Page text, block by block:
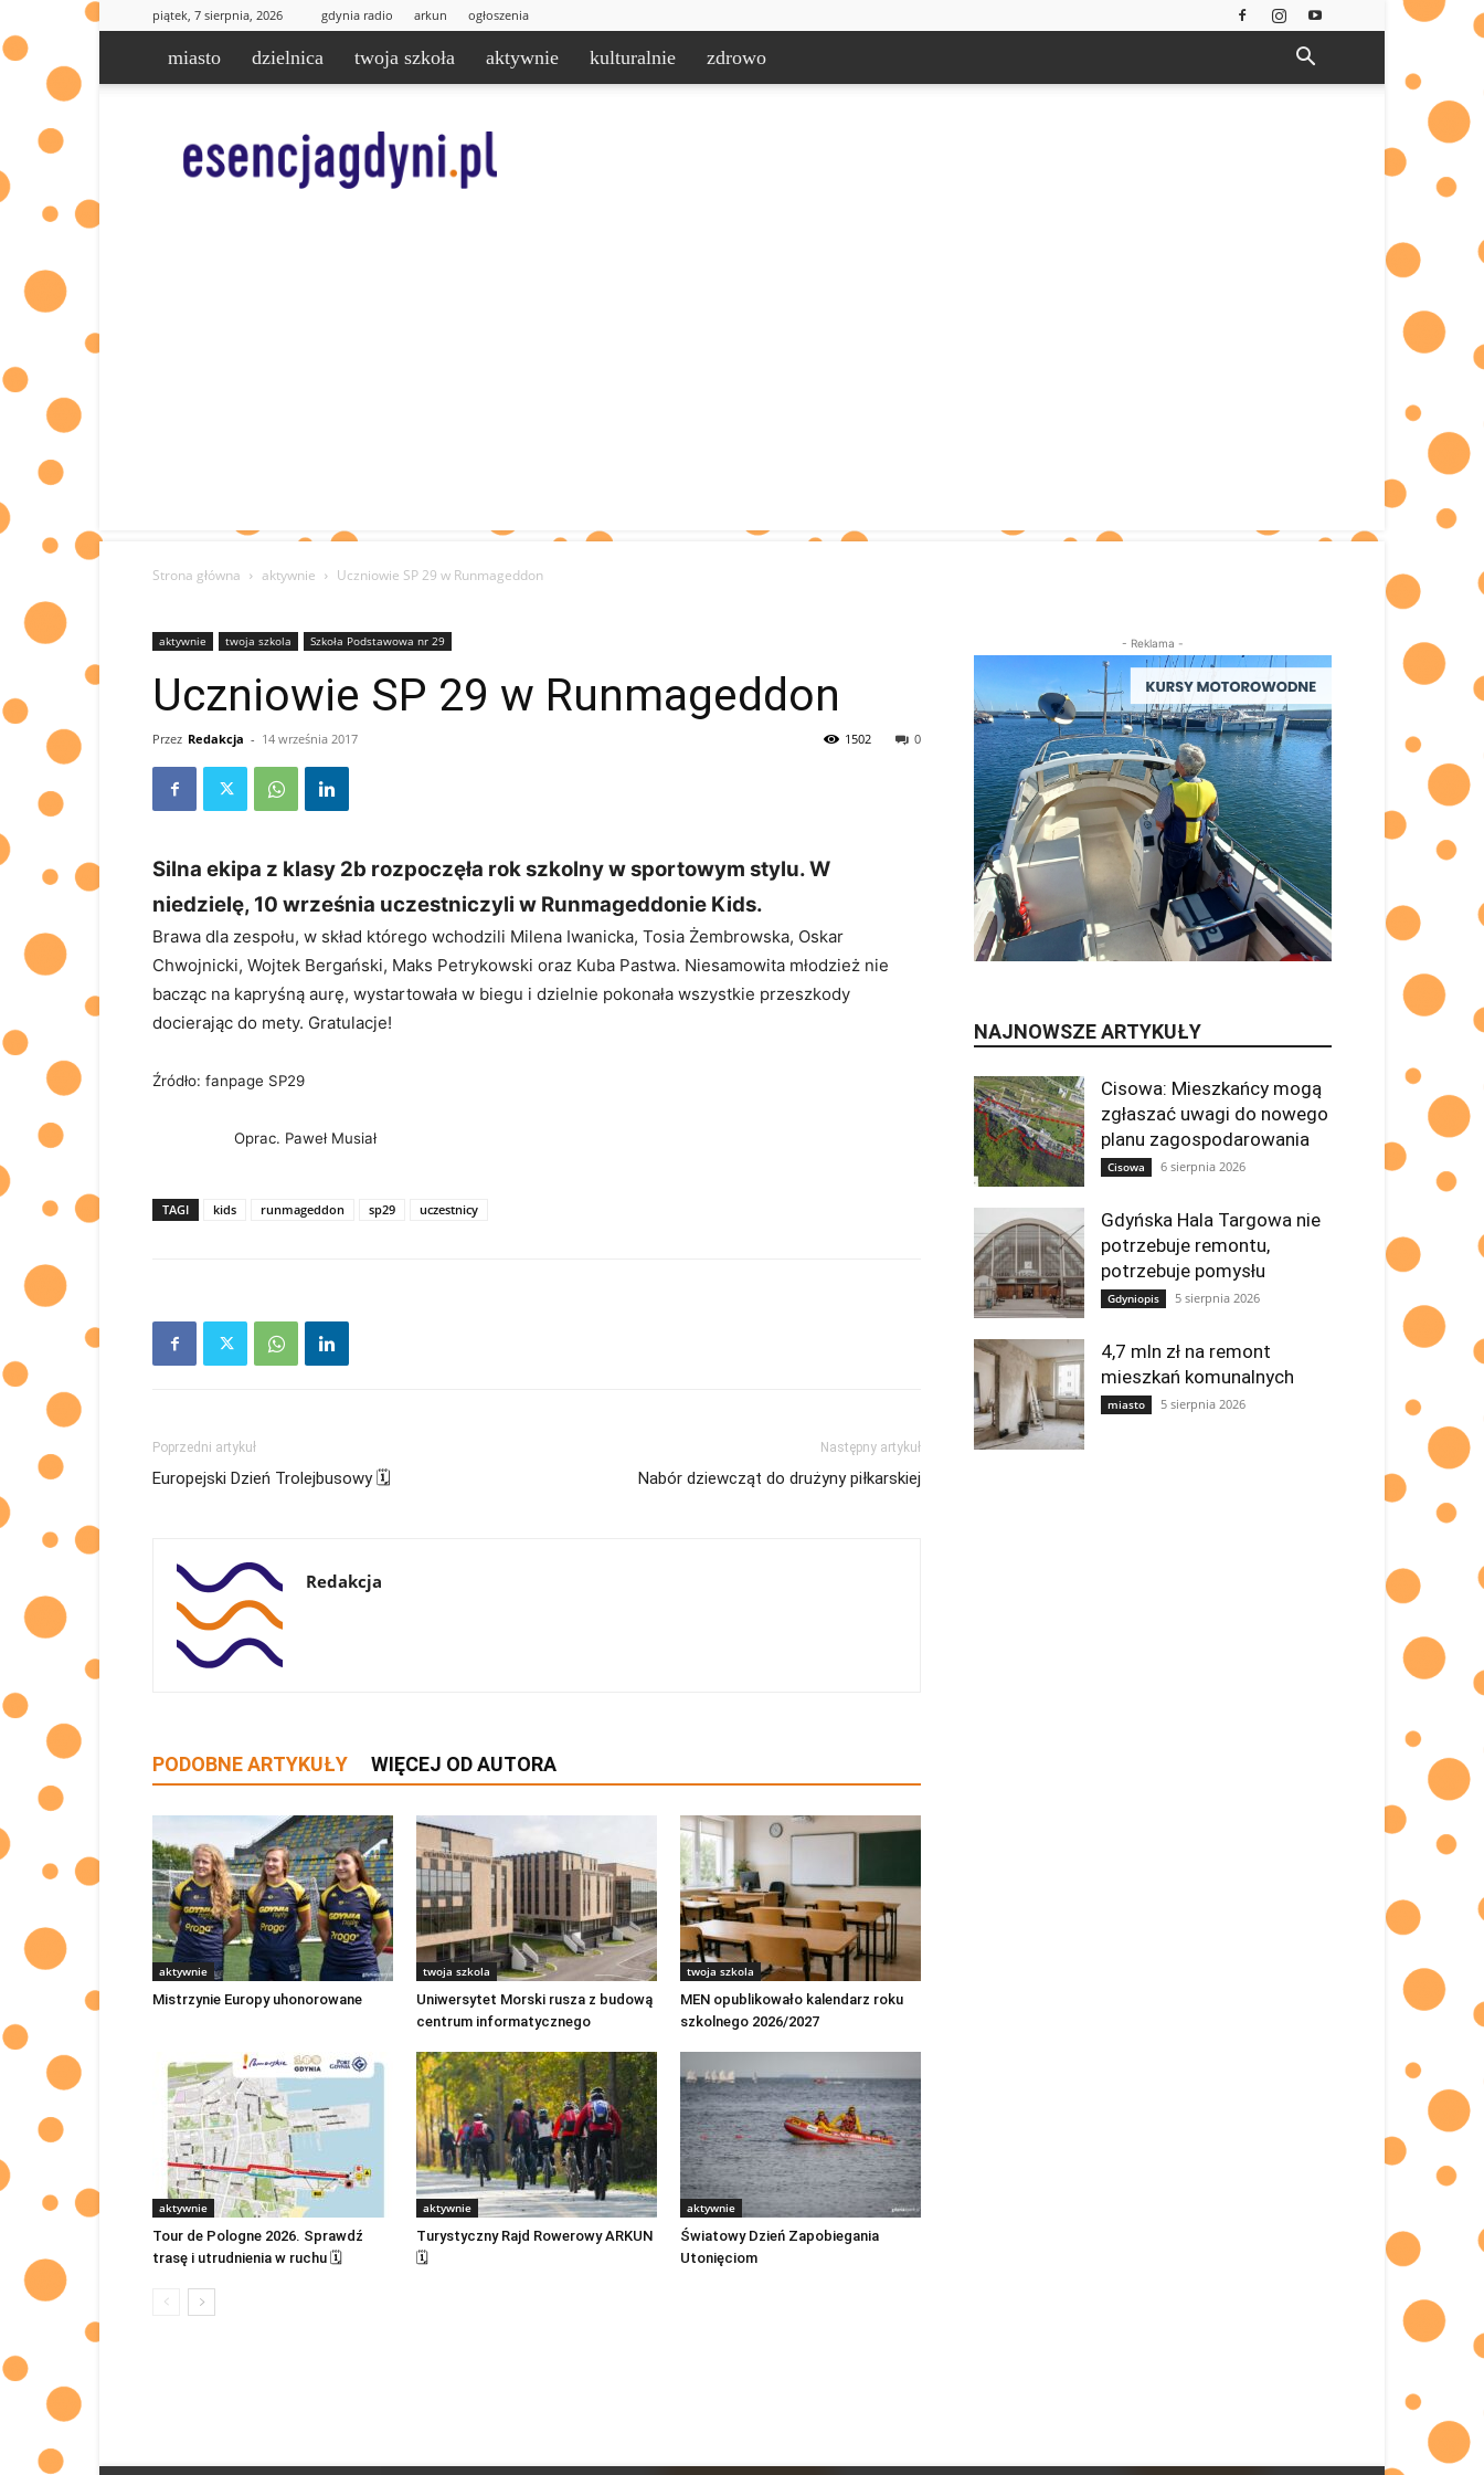
piątek, 7 sierpnia, 2026 gdynia radio arkun ogłoszenia
miasto dzielnica twoja szkoła aktywnie kulturalnie zdrowo
|
informacje
Strona główna aktywnie Uczniowie SP 29 w Runmageddon
aktywnie twoja szkola Szkoła Podstawowa nr 29
Uczniowie SP 29 w Runmageddon
Przez Redakcja - 14 września 2017 0
1502
Silna ekipa z klasy 2b rozpoczęła rok szkolny w sportowym stylu. W
niedzielę, 10 września uczestniczyli w Runmageddonie Kids.
Brawa dla zespołu, w skład którego wchodzili Milena Iwanicka, Tosia Żembrowska, Oskar
Chwojnicki, Wojtek Bergański, Maks Petrykowski oraz Kuba Pastwa. Niesamowita młodzież nie
bacząc na kapryśną aurę, wystartowała w biegu i dzielnie pokonała wszystkie przeszkody
docierając do mety. Gratulacje!
Źródło: fanpage SP29
Oprac. Paweł Musiał
TAGI kids runmageddon sp29 uczestnicy
Poprzedni artykuł
Europejski Dzień Trolejbusowy 🗓
Następny artykuł
Nabór dziewcząt do drużyny piłkarskiej
Redakcja
PODOBNE ARTYKUŁY WIĘCEJ OD AUTORA
aktywnie
Mistrzynie Europy uhonorowane
twoja szkola
Uniwersytet Morski rusza z budową
centrum informatycznego
twoja szkola
MEN opublikowało kalendarz roku
szkolnego 2026/2027
aktywnie
Tour de Pologne 2026. Sprawdź
trasę i utrudnienia w ruchu 🗓
aktywnie
Turystyczny Rajd Rowerowy ARKUN
🗓
aktywnie
Światowy Dzień Zapobiegania
Utonięciom
- Reklama -
NAJNOWSZE ARTYKUŁY
Cisowa: Mieszkańcy mogą
zgłaszać uwagi do nowego
planu zagospodarowania
Cisowa 6 sierpnia 2026
Gdyńska Hala Targowa nie
potrzebuje remontu,
potrzebuje pomysłu
Gdyniopis 5 sierpnia 2026
4,7 mln zł na remont
mieszkań komunalnych
miasto 5 sierpnia 2026